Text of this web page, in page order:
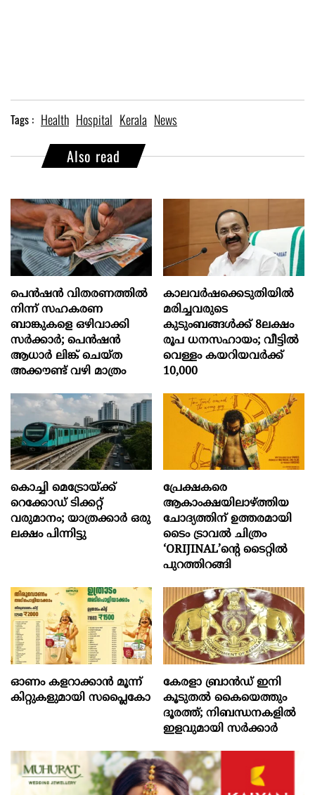
Tags : Health Hospital Kerala News
Also read
പെൻഷൻ വിതരണത്തിൽ
നിന്ന് സഹകരണ
ബാങ്കുകളെ ഒഴിവാക്കി
സർക്കാർ; പെൻഷൻ
ആധാർ‌ ലിങ്ക് ചെയ്ത
അക്കൗണ്ട് വഴി മാത്രം
കാലവർഷക്കെടുതിയിൽ
മരിച്ചവരുടെ
കുടുംബങ്ങൾക്ക് 8ലക്ഷം
രൂപ ധനസഹായം; വീട്ടിൽ
വെള്ളം കയറിയവർക്ക്
10,000
കൊച്ചി മെട്രോയ്ക്ക്
റെക്കോഡ് ടിക്കറ്റ്
വരുമാനം; യാത്രക്കാർ ഒരു
ലക്ഷം പിന്നിട്ടു
പ്രേക്ഷകരെ
ആകാംക്ഷയിലാഴ്ത്തിയ
ചോദ്യത്തിന് ഉത്തരമായി
ടൈം ട്രാവൽ ചിത്രം
‘ORIJINAL’ന്റെ ടൈറ്റിൽ
പുറത്തിറങ്ങി
ഓണം കളറാക്കാന്‍ മൂന്ന്
കിറ്റുകളുമായി സപ്ലൈകോ
കേരളാ ബ്രാൻഡ് ഇനി
കൂടുതൽ കൈയെത്തും
ദൂരത്ത്; നിബന്ധനകളിൽ
ഇളവുമായി സർക്കാർ